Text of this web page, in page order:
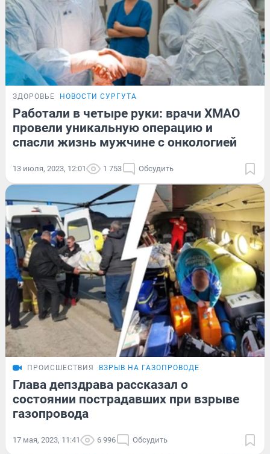
ЗДОРОВЬЕ НОВОСТИ СУРГУТА
Работали в четыре руки: врачи ХМАО
провели уникальную операцию и
спасли жизнь мужчине с онкологией
13 июля, 2023, 12:01 1 753 Обсудить
ПРОИСШЕСТВИЯ ВЗРЫВ НА ГАЗОПРОВОДЕ
Глава депздрава рассказал о
состоянии пострадавших при взрыве
газопровода
17 мая, 2023, 11:41 6 996 Обсудить